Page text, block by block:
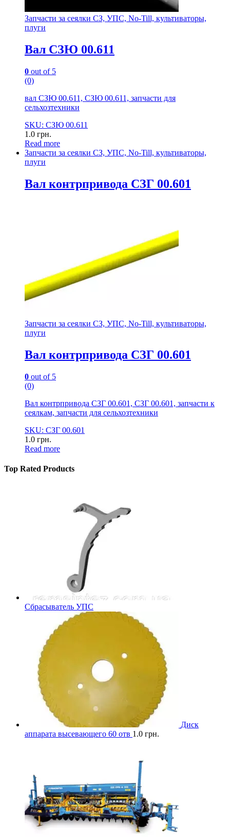
Запчасти за сеялки СЗ, УПС, No-Till, культиваторы,
плуги
Вал СЗЮ 00.611
0 out of 5
(0)
вал СЗЮ 00.611, СЗЮ 00.611, запчасти для
сельхозтехники
SKU: СЗЮ 00.611
1.0 грн.
Read more
Запчасти за сеялки СЗ, УПС, No-Till, культиваторы,
плуги
Вал контрпривода СЗГ 00.601
Запчасти за сеялки СЗ, УПС, No-Till, культиваторы,
плуги
Вал контрпривода СЗГ 00.601
0 out of 5
(0)
Вал контрпривода СЗГ 00.601, СЗГ 00.601, запчасти к
сеялкам, запчасти для сельхозтехники
SKU: СЗГ 00.601
1.0 грн.
Read more
Top Rated Products
Сбрасыватель УПС
Диск
аппарата высевающего 60 отв 1.0 грн.